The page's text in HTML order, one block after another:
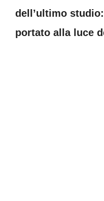
dell’ultimo
portato alla luce